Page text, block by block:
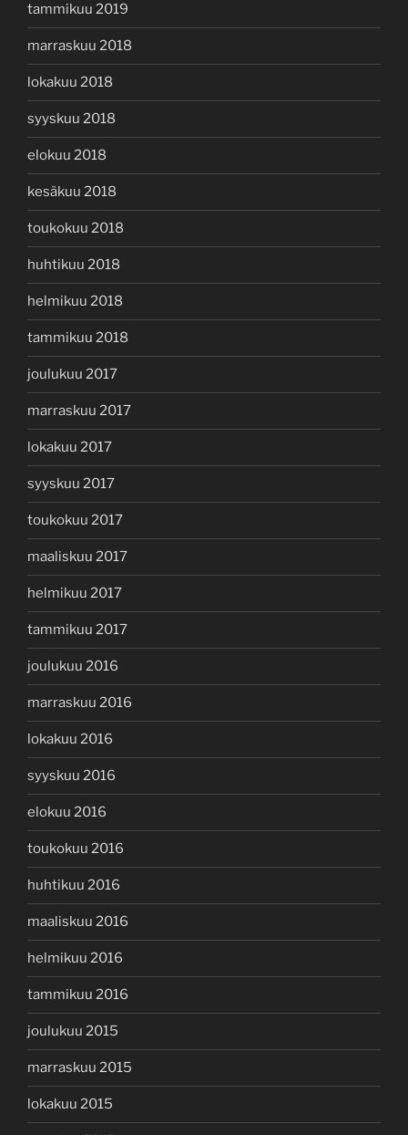
tammikuu 2019
marraskuu 2018
lokakuu 2018
syyskuu 2018
elokuu 2018
kesäkuu 2018
toukokuu 2018
huhtikuu 2018
helmikuu 2018
tammikuu 2018
joulukuu 2017
marraskuu 2017
lokakuu 2017
syyskuu 2017
toukokuu 2017
maaliskuu 2017
helmikuu 2017
tammikuu 2017
joulukuu 2016
marraskuu 2016
lokakuu 2016
syyskuu 2016
elokuu 2016
toukokuu 2016
huhtikuu 2016
maaliskuu 2016
helmikuu 2016
tammikuu 2016
joulukuu 2015
marraskuu 2015
lokakuu 2015